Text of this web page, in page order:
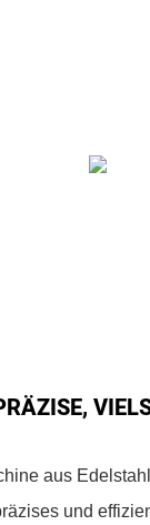
aus
und